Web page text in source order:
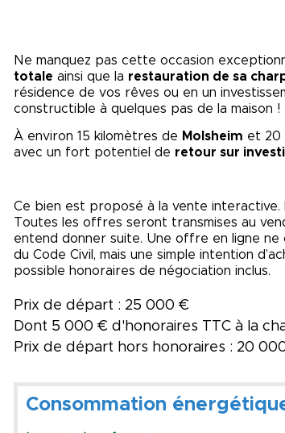
Ne manquez pas cette occasion
totale ainsi que la restauration de sa
résidence de vos rêves ou en un
constructible à quelques pas de la maison !
À environ 15 kilomètres de Molsheim et 20
avec un fort potentiel de retour sur
Ce bien est proposé à la vente
Toutes les offres seront transmises au
entend donner suite. Une offre en ligne ne
du Code Civil, mais une simple intention
possible honoraires de négociation inclus.
Prix de départ : 25 000 €
Dont 5 000 € d'honoraires TTC à la
Prix de départ hors honoraires : 20
Consommation